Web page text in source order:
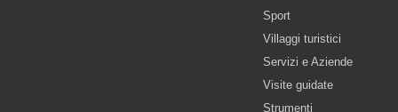
Sport
Villaggi turistici
Servizi e Aziende
Visite guidate
Strumenti